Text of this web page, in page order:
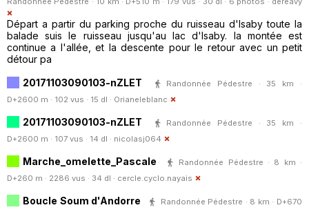
Départ a partir du parking proche du ruisseau d'Isaby toute la
balade suis le ruisseau jusqu'au lac d'Isaby. la montée est
continue a l'allée, et la descente pour le retour avec un petit
détour pa
20171103090103-nZLET
Randonnée Pédestre · 35 km ·
D+2600 m · 102 vus · 15 dl · Orianeleblanc
20171103090103-nZLET
Randonnée Pédestre · 35 km ·
D+2600 m · 107 vus · 14 dl · nicolasj064
Marche_omelette_Pascale
Randonnée Pédestre · 8 km ·
D+260 m · 2286 vus · 34 dl · cercle.cyclo.nayais
Boucle Soum d'Andorre
Randonnée Pédestre · 8 km · D+670